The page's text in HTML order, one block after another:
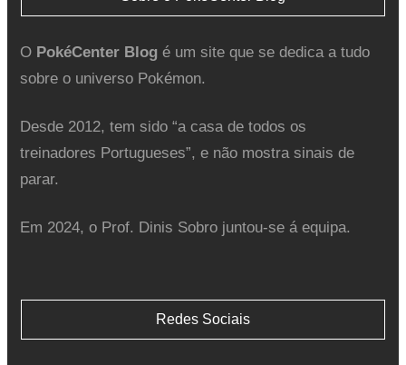
O PokéCenter Blogé um site que se dedica a tudo
sobre o universo Pokémon.
Desde 2012, tem sido “a casa de todos os
treinadores Portugueses”, e não mostra sinais de
parar.
Em 2024, o Prof. Dinis Sobro juntou-se á equipa.
Redes Sociais